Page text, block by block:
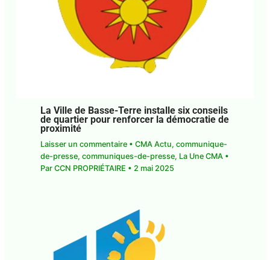
La Ville de Basse-Terre installe six conseils
de quartier pour renforcer la démocratie de
proximité
Laisser un commentaire • CMA Actu, communique-
de-presse, communiques-de-presse, La Une CMA•
Par CCN PROPRIÉTAIRE • 2 mai 2025